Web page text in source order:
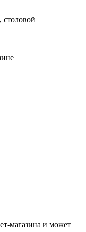
столовой
магазина и может